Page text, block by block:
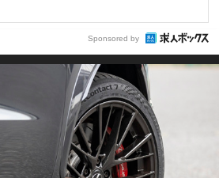
Sponsored by